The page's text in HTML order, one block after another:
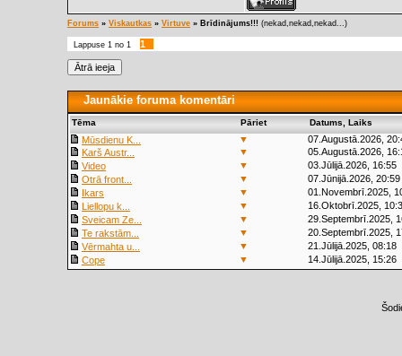
Forums » Viskautkas » Virtuve » Brīdinājums!!! (nekad,nekad,nekad...)
Lappuse 1 no 1 1
Jaunākie foruma komentāri
Tēma Pāriet Datums, Laiks
Mūsdienu K... ▼
07.Augustā.2026,
Karš Austr...
▼
05.Augustā.2026,
Video
▼
03.Jūlijā.2026, 16:55
Otrā front...
▼
07.Jūnijā.2026, 20:59
Ikars
▼
01.Novembrī.2025,
Liellopu k...
▼
16.Oktobrī.2025,
Sveicam Ze...
▼
29.Septembrī.2025,
Te rakstām...
▼
20.Septembrī.2025,
Vērmahta u...
▼
21.Jūlijā.2025, 08:18
Cope
▼ 14.Jūlijā.2025, 15:26